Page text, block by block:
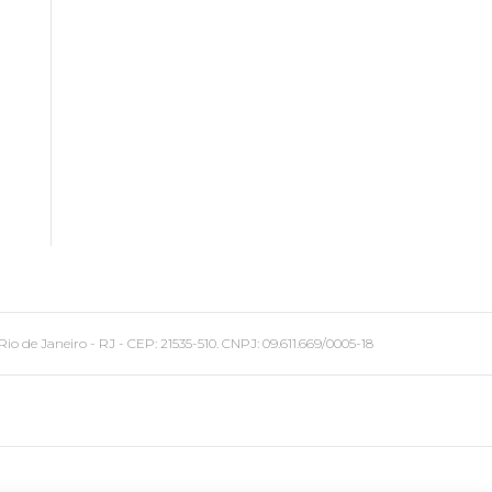
Janeiro - RJ - CEP: 21535-510. CNPJ: 09.611.669/0005-18